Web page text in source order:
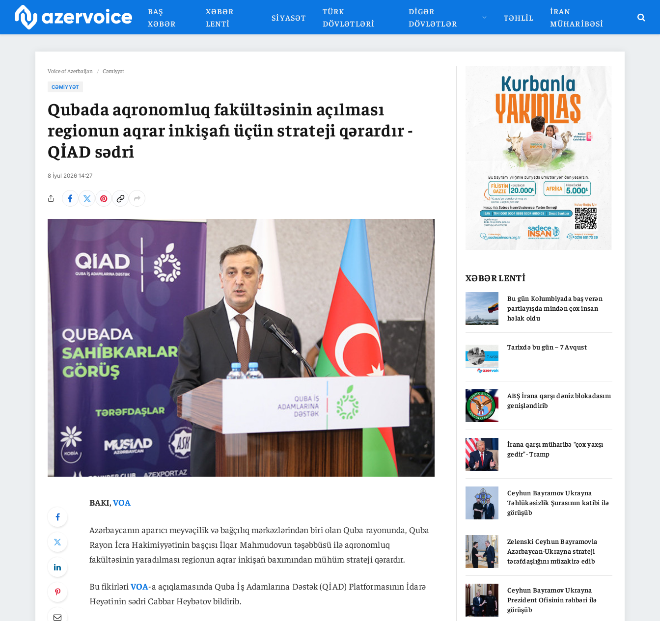
BAŞ
XƏBƏR
XƏBƏR
LENTI
SIYASƏT
TÜRK
DÖVLƏTLƏRI
DIGƏR
DÖVLƏTLƏR
TƏHLIL
İRAN
MÜHARIBƏSI
Voice of Azerbaijan / Cəmiyyət
CƏMIYYƏT
Qubada aqronomluq fakültəsinin açılması
regionun aqrar inkişafı üçün strateji qərardır -
QİAD sədri
8 İyul 2026 14:27
BAKI,VOA
Azərbaycanın aparıcı meyvəçilik və bağçılıq mərkəzlərindən biri olan Quba rayonunda, Quba
Rayon İcra Hakimiyyətinin başçısı İlqar Mahmudovun təşəbbüsü ilə aqronomluq
fakültəsinin yaradılması regionun aqrar inkişafı baxımından mühüm strateji qərardır.
Bu fikirləriVOA-a açıqlamasında Quba İş Adamlarına Dəstək (QİAD) Platformasının İdarə
Heyətinin sədri Cabbar Heybətov bildirib.
XƏBƏR LENTİ
Bu gün Kolumbiyada baş verən
partlayışda mindən çox insan
həlak oldu
Tarixdə bu gün – 7 Avqust
ABŞ İrana qarşı dəniz blokadasını
genişləndirib
İrana qarşı müharibə “çox yaxşı
gedir”- Tramp
Ceyhun Bayramov Ukrayna
Təhlükəsizlik Şurasının katibi ilə
görüşüb
Zelenski Ceyhun Bayramovla
Azərbaycan-Ukrayna strateji
tərəfdaşlığını müzakirə edib
Ceyhun Bayramov Ukrayna
Prezident Ofisinin rəhbəri ilə
görüşüb